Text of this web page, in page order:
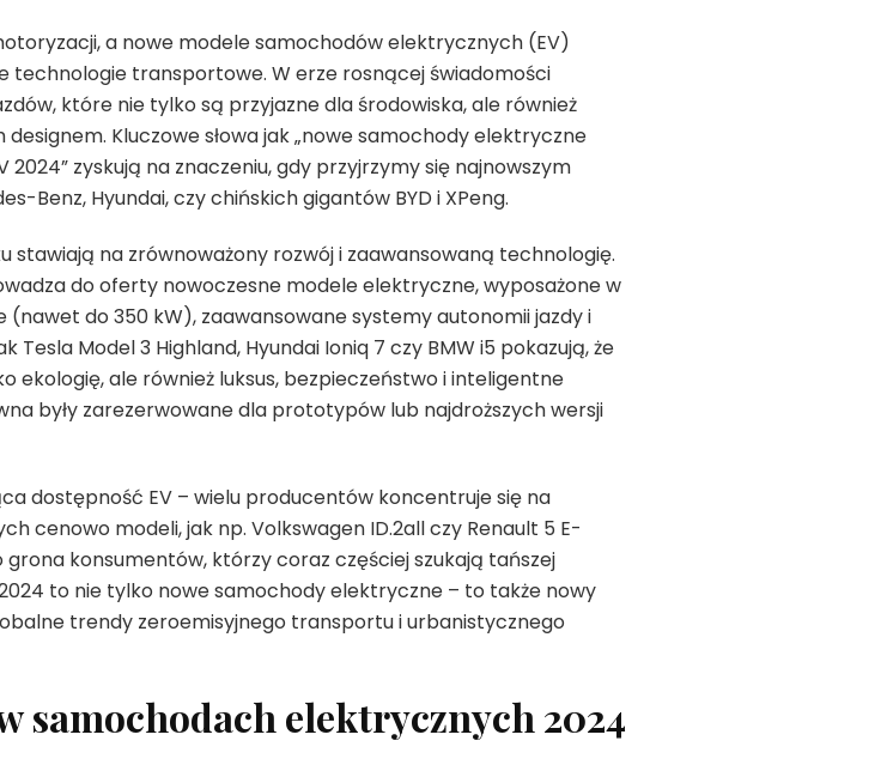
a nowe modele samochodów elektrycznych (EV)
technologie transportowe. W erze rosnącej świadomości
które nie tylko są przyjazne dla środowiska, ale również
Kluczowe słowa jak „nowe samochody elektryczne
2024” zyskują na znaczeniu, gdy przyjrzymy się najnowszym
Benz, Hyundai, czy chińskich gigantów BYD i XPeng.
na zrównoważony rozwój i zaawansowaną technologię.
do oferty nowoczesne modele elektryczne, wyposażone w
(nawet do 350 kW), zaawansowane systemy autonomii jazdy i
Model 3 Highland, Hyundai Ioniq 7 czy BMW i5 pokazują, że
ale również luksus, bezpieczeństwo i inteligentne
były zarezerwowane dla prototypów lub najdroższych wersji
dostępność EV – wielu producentów koncentruje się na
cenowo modeli, jak np. Volkswagen ID.2all czy Renault 5 E-
konsumentów, którzy coraz częściej szukają tańszej
to nie tylko nowe samochody elektryczne – to także nowy
trendy zeroemisyjnego transportu i urbanistycznego
samochodach elektrycznych 2024